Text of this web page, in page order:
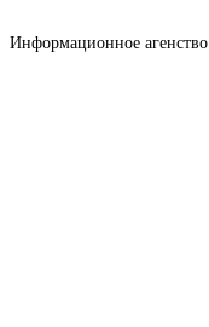
Информационное агенство